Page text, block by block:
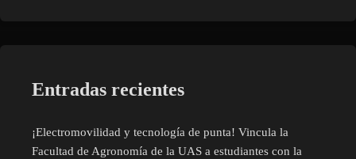
Entradas recientes
¡Electromovilidad y tecnología de punta! Vincula la
Facultad de Agronomía de la UAS a estudiantes con la